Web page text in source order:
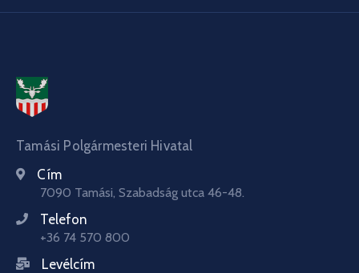
Tamási Polgármesteri Hivatal
Cím
7090 Tamási, Szabadság utca 46-48.
Telefon
+36 74 570 800
Levélcím